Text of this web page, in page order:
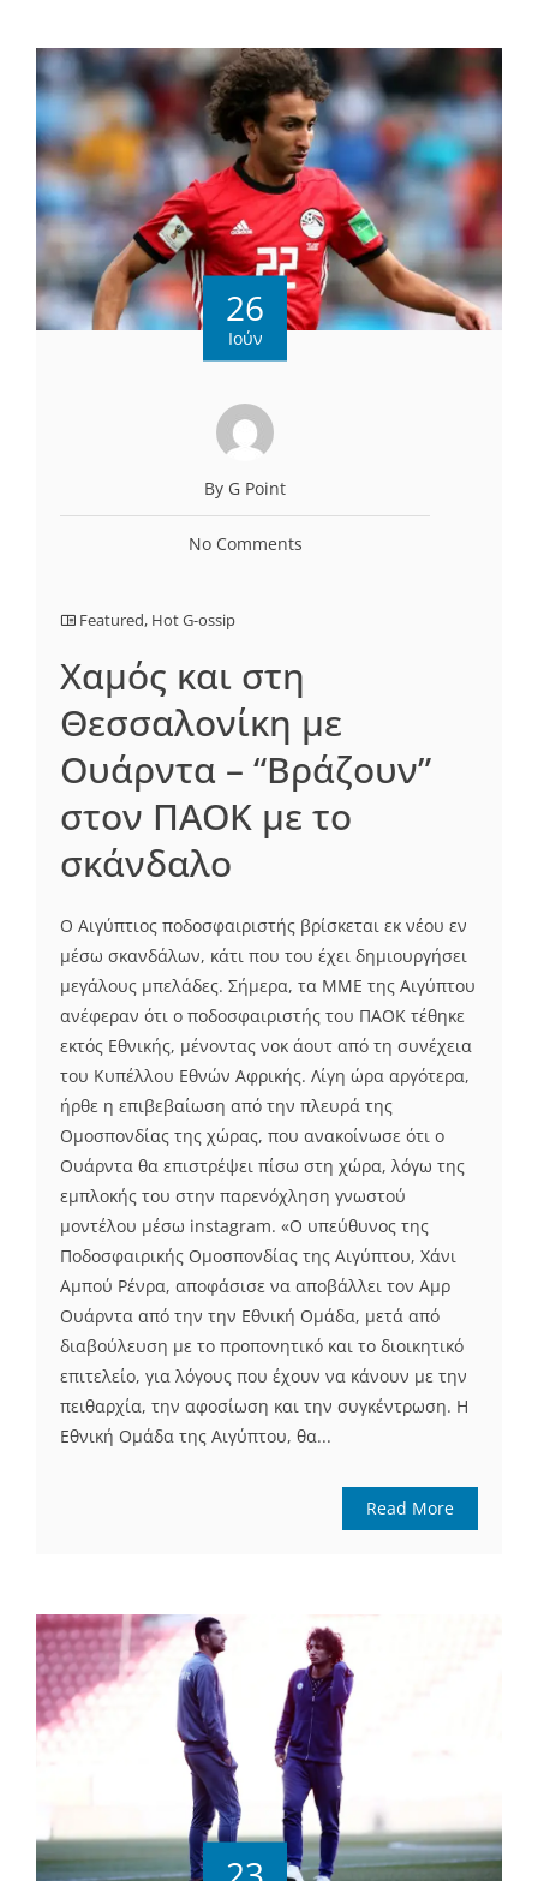
26
Ιούν
By G Point
No Comments
Featured, Hot G-ossip
Χαμός και στη
Θεσσαλονίκη με
Ουάρντα – “Βράζουν”
στον ΠΑΟΚ με το
σκάνδαλο
Ο Αιγύπτιος ποδοσφαιριστής βρίσκεται εκ νέου εν
μέσω σκανδάλων, κάτι που του έχει δημιουργήσει
μεγάλους μπελάδες. Σήμερα, τα ΜΜΕ της Αιγύπτου
ανέφεραν ότι ο ποδοσφαιριστής του ΠΑΟΚ τέθηκε
εκτός Εθνικής, μένοντας νοκ άουτ από τη συνέχεια
του Κυπέλλου Εθνών Αφρικής. Λίγη ώρα αργότερα,
ήρθε η επιβεβαίωση από την πλευρά της
Ομοσπονδίας της χώρας, που ανακοίνωσε ότι ο
Ουάρντα θα επιστρέψει πίσω στη χώρα, λόγω της
εμπλοκής του στην παρενόχληση γνωστού
μοντέλου μέσω instagram. «Ο υπεύθυνος της
Ποδοσφαιρικής Ομοσπονδίας της Αιγύπτου, Χάνι
Αμπού Ρένρα, αποφάσισε να αποβάλλει τον Αμρ
Ουάρντα από την την Εθνική Ομάδα, μετά από
διαβούλευση με το προπονητικό και το διοικητικό
επιτελείο, για λόγους που έχουν να κάνουν με την
πειθαρχία, την αφοσίωση και την συγκέντρωση. Η
Εθνική Ομάδα της Αιγύπτου, θα...
Read More